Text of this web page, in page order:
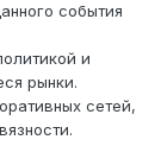
события
и
рынки.
сетей,